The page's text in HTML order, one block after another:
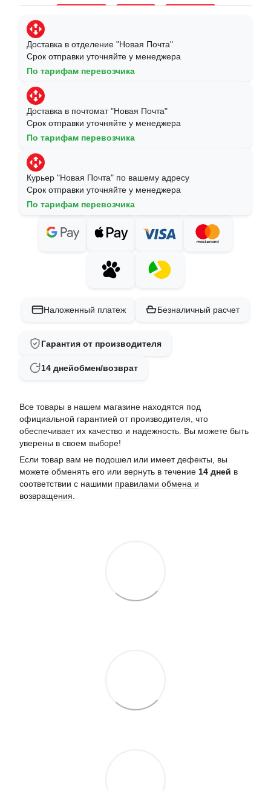
Доставка в отделение "Новая Почта"
Срок отправки уточняйте у менеджера
По тарифам перевозчика
Доставка в почтомат "Новая Почта"
Срок отправки уточняйте у менеджера
По тарифам перевозчика
Курьер "Новая Почта" по вашему адресу
Срок отправки уточняйте у менеджера
По тарифам перевозчика
Наложенный платеж Безналичный расчет
Гарантия от производителя
14 днейобмен/возврат
Все товары в нашем магазине находятся под
официальной гарантией от производителя, что
обеспечивает их качество и надежность. Вы можете быть
уверены в своем выборе!
Если товар вам не подошел или имеет дефекты, вы
можете обменять его или вернуть в течение 14 дней в
соответствии с нашими правилами обмена и
возвращения